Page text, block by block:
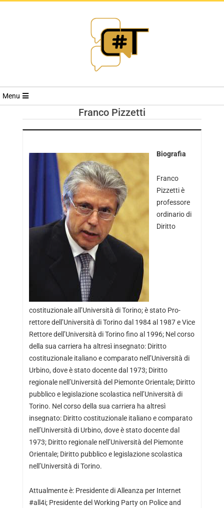
RIVISTA
TRENDS
Menu
Franco Pizzetti
Biografia
Franco
Pizzetti è
professore
ordinario di
Diritto
costituzionale all’Università di Torino; è stato Pro-
rettore dell’Università di Torino dal 1984 al 1987 e Vice
Rettore dell’Università di Torino fino al 1996; Nel corso
della sua carriera ha altresì insegnato: Diritto
costituzionale italiano e comparato nell’Università di
Urbino, dove è stato docente dal 1973; Diritto
regionale nell’Università del Piemonte Orientale; Diritto
pubblico e legislazione scolastica nell’Università di
Torino. Nel corso della sua carriera ha altresì
insegnato: Diritto costituzionale italiano e comparato
nell’Università di Urbino, dove è stato docente dal
1973; Diritto regionale nell’Università del Piemonte
Orientale; Diritto pubblico e legislazione scolastica
nell’Università di Torino.
Attualmente è: Presidente di Alleanza per Internet
#all4i; Presidente del Working Party on Police and